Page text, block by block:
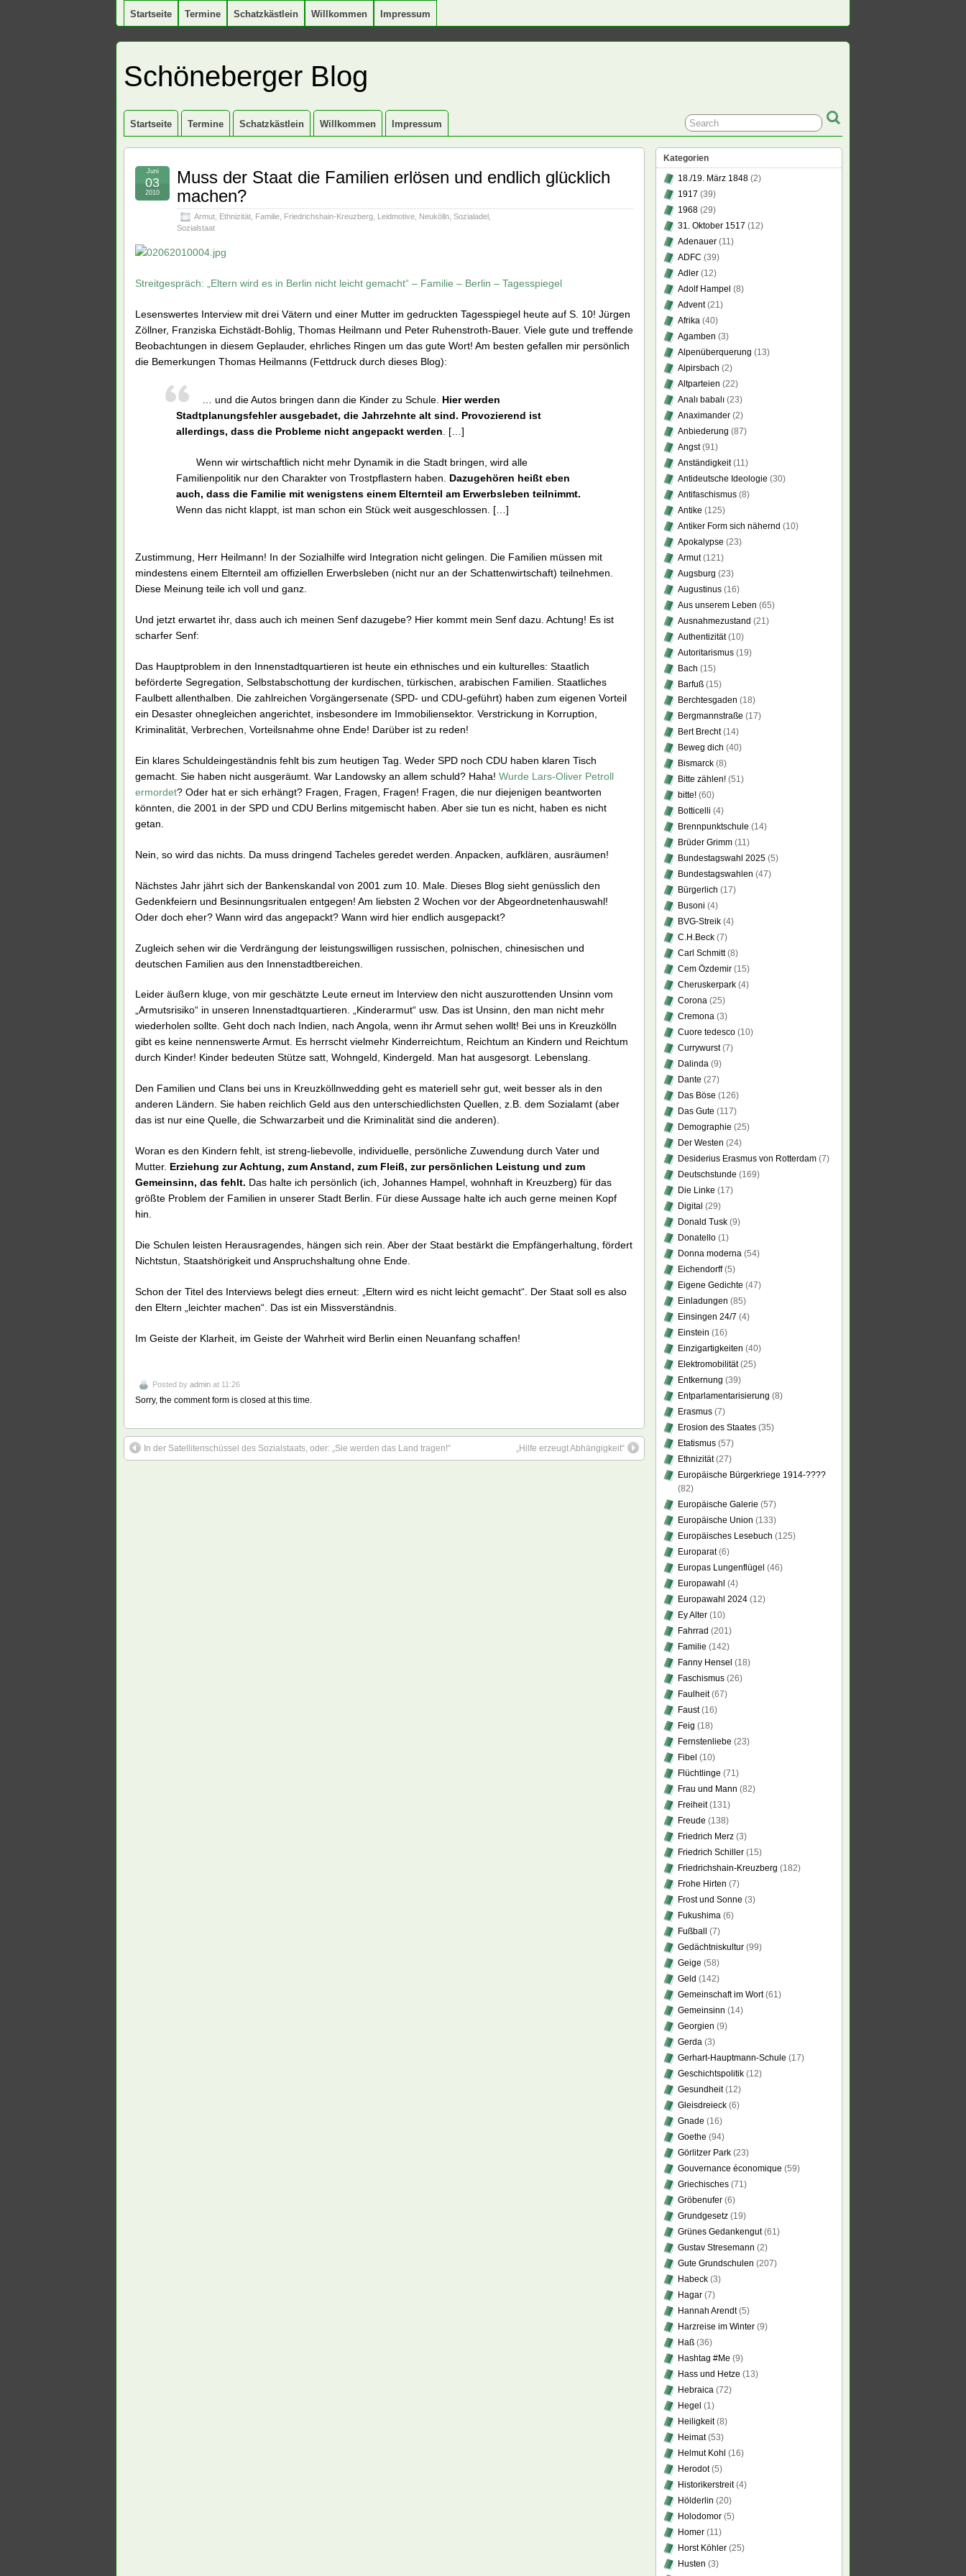
Startseite Termine Schatzkästlein Willkommen Impressum
Schöneberger Blog
Startseite Termine Schatzkästlein Willkommen Impressum
Muss der Staat die Familien erlösen und endlich glücklich
machen?
Armut Ethnizität Familie Friedrichshain-Kreuzberg Leidmotive Neukölln Sozialadel
Sozialstaat
Juni
03
2010
Streitgespräch: „Eltern wird es in Berlin nicht leicht gemacht“ – Familie – Berlin – Tagesspiegel
Lesenswertes Interview mit drei Vätern und einer Mutter im gedruckten Tagesspiegel heute auf S. 10! Jürgen
Zöllner, Franziska Eichstädt-Bohlig, Thomas Heilmann und Peter Ruhenstroth-Bauer. Viele gute und treffende
Beobachtungen in diesem Geplauder, ehrliches Ringen um das gute Wort! Am besten gefallen mir persönlich
die Bemerkungen Thomas Heilmanns (Fettdruck durch dieses Blog):
… und die Autos bringen dann die Kinder zu Schule. Hier werden
Stadtplanungsfehler ausgebadet, die Jahrzehnte alt sind. Provozierend ist
allerdings, dass die Probleme nicht angepackt werden . […]
Wenn wir wirtschaftlich nicht mehr Dynamik in die Stadt bringen, wird alle
Familienpolitik nur den Charakter von Trostpflastern haben. Dazugehören heißt eben
auch, dass die Familie mit wenigstens einem Elternteil am Erwerbsleben teilnimmt.
Wenn das nicht klappt, ist man schon ein Stück weit ausgeschlossen. […]
Zustimmung, Herr Heilmann! In der Sozialhilfe wird Integration nicht gelingen. Die Familien müssen mit
mindestens einem Elternteil am offiziellen Erwerbsleben (nicht nur an der Schattenwirtschaft) teilnehmen.
Diese Meinung teile ich voll und ganz.
Und jetzt erwartet ihr, dass auch ich meinen Senf dazugebe? Hier kommt mein Senf dazu. Achtung! Es ist
scharfer Senf:
Das Hauptproblem in den Innenstadtquartieren ist heute ein ethnisches und ein kulturelles: Staatlich
beförderte Segregation, Selbstabschottung der kurdischen, türkischen, arabischen Familien. Staatliches
Faulbett allenthalben. Die zahlreichen Vorgängersenate (SPD- und CDU-geführt) haben zum eigenen Vorteil
ein Desaster ohnegleichen angerichtet, insbesondere im Immobiliensektor. Verstrickung in Korruption,
Kriminalität, Verbrechen, Vorteilsnahme ohne Ende! Darüber ist zu reden!
Ein klares Schuldeingeständnis fehlt bis zum heutigen Tag. Weder SPD noch CDU haben klaren Tisch
gemacht. Sie haben nicht ausgeräumt. War Landowsky an allem schuld? Haha! Wurde Lars-Oliver Petroll
ermordet? Oder hat er sich erhängt? Fragen, Fragen, Fragen! Fragen, die nur diejenigen beantworten
könnten, die 2001 in der SPD und CDU Berlins mitgemischt haben. Aber sie tun es nicht, haben es nicht
getan.
Nein, so wird das nichts. Da muss dringend Tacheles geredet werden. Anpacken, aufklären, ausräumen!
Nächstes Jahr jährt sich der Bankenskandal von 2001 zum 10. Male. Dieses Blog sieht genüsslich den
Gedenkfeiern und Besinnungsritualen entgegen! Am liebsten 2 Wochen vor der Abgeordnetenhauswahl!
Oder doch eher? Wann wird das angepackt? Wann wird hier endlich ausgepackt?
Zugleich sehen wir die Verdrängung der leistungswilligen russischen, polnischen, chinesischen und
deutschen Familien aus den Innenstadtbereichen.
Leider äußern kluge, von mir geschätzte Leute erneut im Interview den nicht auszurottenden Unsinn vom
„Armutsrisiko“ in unseren Innenstadtquartieren. „Kinderarmut“ usw. Das ist Unsinn, den man nicht mehr
wiederholen sollte. Geht doch nach Indien, nach Angola, wenn ihr Armut sehen wollt! Bei uns in Kreuzkölln
gibt es keine nennenswerte Armut. Es herrscht vielmehr Kinderreichtum, Reichtum an Kindern und Reichtum
durch Kinder! Kinder bedeuten Stütze satt, Wohngeld, Kindergeld. Man hat ausgesorgt. Lebenslang.
Den Familien und Clans bei uns in Kreuzköllnwedding geht es materiell sehr gut, weit besser als in den
anderen Ländern. Sie haben reichlich Geld aus den unterschiedlichsten Quellen, z.B. dem Sozialamt (aber
das ist nur eine Quelle, die Schwarzarbeit und die Kriminalität sind die anderen).
Woran es den Kindern fehlt, ist streng-liebevolle, individuelle, persönliche Zuwendung durch Vater und
Mutter. Erziehung zur Achtung, zum Anstand, zum Fleiß, zur persönlichen Leistung und zum
Gemeinsinn, das fehlt. Das halte ich persönlich (ich, Johannes Hampel, wohnhaft in Kreuzberg) für das
größte Problem der Familien in unserer Stadt Berlin. Für diese Aussage halte ich auch gerne meinen Kopf
hin.
Die Schulen leisten Herausragendes, hängen sich rein. Aber der Staat bestärkt die Empfängerhaltung, fördert
Nichtstun, Staatshörigkeit und Anspruchshaltung ohne Ende.
Schon der Titel des Interviews belegt dies erneut: „Eltern wird es nicht leicht gemacht“. Der Staat soll es also
den Eltern „leichter machen“. Das ist ein Missverständnis.
Im Geiste der Klarheit, im Geiste der Wahrheit wird Berlin einen Neuanfang schaffen!
Posted by admin at 11:26
Sorry, the comment form is closed at this time.
In der Satellitenschüssel des Sozialstaats, oder: „Sie werden das Land tragen!“ „Hilfe erzeugt Abhängigkeit“
Kategorien
18./19. März 1848 (2)
1917 (39)
1968 (29)
31. Oktober 1517 (12)
Adenauer (11)
ADFC (39)
Adler (12)
Adolf Hampel (8)
Advent(21)
Afrika (40)
Agamben (3)
Alpenüberquerung (13)
Alpirsbach (2)
Altparteien (22)
Analı babalı (23)
Anaximander (2)
Anbiederung (87)
Angst(91)
Anständigkeit(11)
Antideutsche Ideologie (30)
Antifaschismus (8)
Antike (125)
Antiker Form sich nähernd (10)
Apokalypse (23)
Armut(121)
Augsburg (23)
Augustinus (16)
Aus unserem Leben (65)
Ausnahmezustand (21)
Authentizität(10)
Autoritarismus (19)
Bach (15)
Barfuß (15)
Berchtesgaden (18)
Bergmannstraße (17)
Bert Brecht(14)
Beweg dich (40)
Bismarck (8)
Bitte zählen! (51)
bitte! (60)
Botticelli (4)
Brennpunktschule (14)
Brüder Grimm (11)
Bundestagswahl 2025 (5)
Bundestagswahlen (47)
Bürgerlich (17)
Busoni (4)
BVG-Streik (4)
C.H.Beck (7)
Carl Schmitt(8)
Cem Özdemir (15)
Cheruskerpark (4)
Corona (25)
Cremona (3)
Cuore tedesco (10)
Currywurst(7)
Dalinda (9)
Dante (27)
Das Böse (126)
Das Gute (117)
Demographie (25)
Der Westen (24)
Desiderius Erasmus von Rotterdam (7)
Deutschstunde (169)
Die Linke (17)
Digital (29)
Donald Tusk (9)
Donatello (1)
Donna moderna (54)
Eichendorff(5)
Eigene Gedichte (47)
Einladungen (85)
Einsingen 24/7 (4)
Einstein (16)
Einzigartigkeiten (40)
Elektromobilität(25)
Entkernung (39)
Entparlamentarisierung (8)
Erasmus (7)
Erosion des Staates (35)
Etatismus (57)
Ethnizität(27)
Europäische Bürgerkriege 1914-????
(82)
Europäische Galerie (57)
Europäische Union (133)
Europäisches Lesebuch (125)
Europarat(6)
Europas Lungenflügel (46)
Europawahl (4)
Europawahl 2024 (12)
Ey Alter (10)
Fahrrad (201)
Familie (142)
Fanny Hensel (18)
Faschismus (26)
Faulheit(67)
Faust(16)
Feig (18)
Fernstenliebe (23)
Fibel (10)
Flüchtlinge (71)
Frau und Mann (82)
Freiheit(131)
Freude (138)
Friedrich Merz (3)
Friedrich Schiller (15)
Friedrichshain-Kreuzberg (182)
Frohe Hirten (7)
Frost und Sonne (3)
Fukushima (6)
Fußball
(7)
Gedächtniskultur (99)
Geige (58)
Geld (142)
Gemeinschaft im Wort(61)
Gemeinsinn (14)
Georgien (9)
Gerda (3)
Gerhart-Hauptmann-Schule (17)
Geschichtspolitik (12)
Gesundheit(12)
Gleisdreieck (6)
Gnade (16)
Goethe (94)
Görlitzer Park (23)
Gouvernance économique (59)
Griechisches (71)
Gröbenufer (6)
Grundgesetz (19)
Grünes Gedankengut(61)
Gustav Stresemann (2)
Gute Grundschulen (207)
Habeck (3)
Hagar (7)
Hannah Arendt(5)
Harzreise im Winter (9)
Haß (36)
Hashtag #Me (9)
Hass und Hetze (13)
Hebraica (72)
Hegel (1)
Heiligkeit(8)
Heimat(53)
Helmut Kohl (16)
Herodot(5)
Historikerstreit(4)
Hölderlin (20)
Holodomor (5)
Homer (11)
Horst Köhler (25)
Husten (3)